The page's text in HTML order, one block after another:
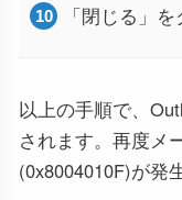
「閉じる」
以上の手順で、
されます。再度メ
(0x8004010F)が発